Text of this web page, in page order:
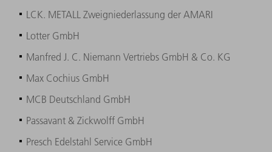
LCK. METALL Zweigniederlassung der AMARI
Lotter GmbH
Manfred J. C. Niemann Vertriebs GmbH & Co. KG
Max Cochius GmbH
MCB Deutschland GmbH
Passavant & Zickwolff GmbH
Presch Edelstahl Service GmbH